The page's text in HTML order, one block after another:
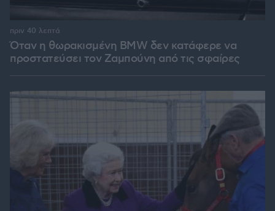
Όταν η θωρακισμένη BMW δεν κατάφερε να
προστατεύσει τον Ζαμπούνη από τις σφαίρες
πριν 40 λεπτά